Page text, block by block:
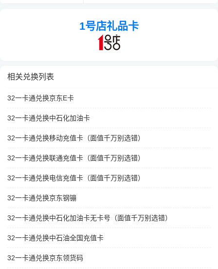
1号店礼品卡
相关兑换列表
32一卡通兑换京东E卡
32一卡通兑换中石化加油卡
32一卡通兑换移动充值卡（面值千万别选错）
32一卡通兑换联通充值卡（面值千万别选错）
32一卡通兑换电信充值卡（面值千万别选错）
32一卡通兑换京东钢镚
32一卡通兑换中石化加油卡无卡号（面值千万别选错）
32一卡通兑换中石油全国充值卡
32一卡通兑换京东领货码